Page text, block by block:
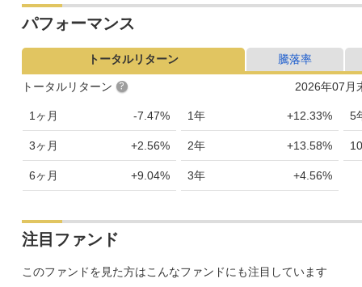
パフォーマンス
トータルリターン 騰落率
2026年07月
トータルリターン
1ヶ月 -7.47%
3ヶ月 +2.56%
6ヶ月 +9.04%
1年 +12.33%
2年 +13.58%
3年 +4.56%
5
注目ファンド
このファンドを見た方はこんなファンドにも注目しています